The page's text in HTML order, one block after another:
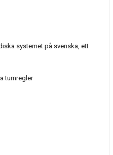
systemet på svenska, ett
tumregler